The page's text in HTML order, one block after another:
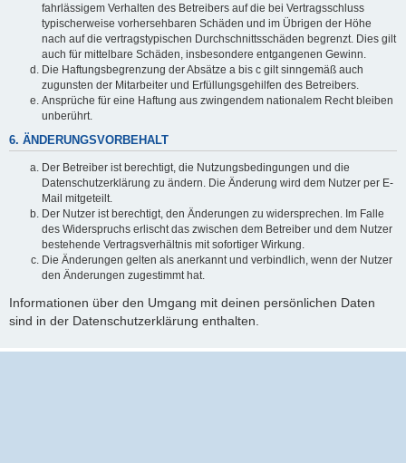
fahrlässigem Verhalten des Betreibers auf die bei Vertragsschluss
typischerweise vorhersehbaren Schäden und im Übrigen der Höhe
nach auf die vertragstypischen Durchschnittsschäden begrenzt. Dies gilt
auch für mittelbare Schäden, insbesondere entgangenen Gewinn.
Die Haftungsbegrenzung der Absätze a bis c gilt sinngemäß auch
zugunsten der Mitarbeiter und Erfüllungsgehilfen des Betreibers.
Ansprüche für eine Haftung aus zwingendem nationalem Recht bleiben
unberührt.
6. ÄNDERUNGSVORBEHALT
Der Betreiber ist berechtigt, die Nutzungsbedingungen und die
Datenschutzerklärung zu ändern. Die Änderung wird dem Nutzer per E-
Mail mitgeteilt.
Der Nutzer ist berechtigt, den Änderungen zu widersprechen. Im Falle
des Widerspruchs erlischt das zwischen dem Betreiber und dem Nutzer
bestehende Vertragsverhältnis mit sofortiger Wirkung.
Die Änderungen gelten als anerkannt und verbindlich, wenn der Nutzer
den Änderungen zugestimmt hat.
Informationen über den Umgang mit deinen persönlichen Daten
sind in der Datenschutzerklärung enthalten.